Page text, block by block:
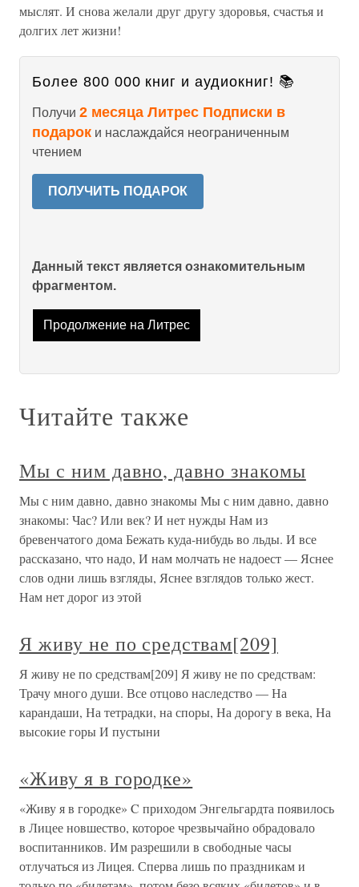
мыслят. И снова желали друг другу здоровья, счастья и
долгих лет жизни!
Более 800 000 книг и аудиокниг! 📚
Получи 2 месяца Литрес Подписки в
подарок и наслаждайся неограниченным
чтением
ПОЛУЧИТЬ ПОДАРОК
Данный текст является ознакомительным
фрагментом.
Продолжение на Литрес
Читайте также
Мы с ним давно, давно знакомы
Мы с ним давно, давно знакомы Мы с ним давно, давно
знакомы: Час? Или век? И нет нужды Нам из
бревенчатого дома Бежать куда-нибудь во льды. И все
рассказано, что надо, И нам молчать не надоест — Яснее
слов одни лишь взгляды, Яснее взглядов только жест.
Нам нет дорог из этой
Я живу не по средствам[209]
Я живу не по средствам[209] Я живу не по средствам:
Трачу много души. Все отцово наследство — На
карандаши, На тетрадки, на споры, На дорогу в века, На
высокие горы И пустыни
«Живу я в городке»
«Живу я в городке» C приходом Энгельгардта появилось
в Лицее новшество, которое чрезвычайно обрадовало
воспитанников. Им разрешили в свободные часы
отлучаться из Лицея. Сперва лишь по праздникам и